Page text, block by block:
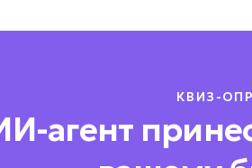
КВИЗ-
агент